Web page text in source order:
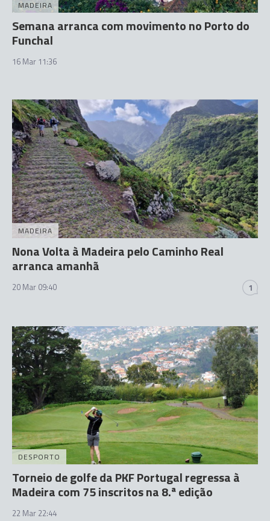
MADEIRA
Semana arranca com movimento no Porto do
Funchal
16 Mar 11:36
MADEIRA
Nona Volta à Madeira pelo Caminho Real
arranca amanhã
20 Mar 09:40 1
DESPORTO
Torneio de golfe da PKF Portugal regressa à
Madeira com 75 inscritos na 8.ª edição
22 Mar 22:44